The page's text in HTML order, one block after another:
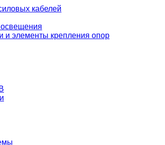
кабелей
и элементы крепления опор